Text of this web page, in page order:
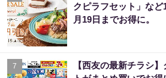
クピラフセット」な
月19日までお得に。
7
【西友の最新チラシ